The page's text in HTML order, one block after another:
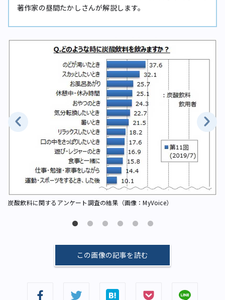
著作家の昼間たかしさんが解説します。
炭酸飲料に関するアンケート調査の結果（画像：MyVoice）
この画像の記事を読む